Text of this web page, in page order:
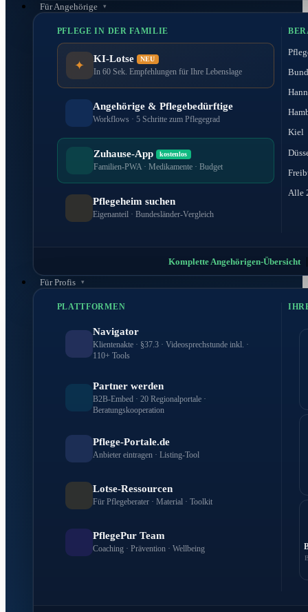
Für Angehörige
PFLEGE IN DER FAMILIE
✦ KI-Lotse NEU
In 60 Sek. Empfehlungen für Ihre Lebenslage
Angehörige & Pflegebedürftige
Workflows · 5 Schritte zum Pflegegrad
Zuhause-App kostenlos
Familien-PWA · Medikamente · Budget
Pflegeheim suchen
Eigenanteil · Bundesländer-Vergleich
Kiel
Alle
Komplette Angehörigen-Übersicht
Für Profis
PLATTFORMEN
Navigator
Klientenakte · §37.3 · Videosprechstunde inkl. ·
110+ Tools
Partner werden
B2B-Embed · 20 Regionalportale ·
Beratungskooperation
Pflege-Portale.de
Anbieter eintragen · Listing-Tool
Lotse-Ressourcen
Für Pflegeberater · Material · Toolkit
PflegePur Team
Coaching · Prävention · Wellbeing